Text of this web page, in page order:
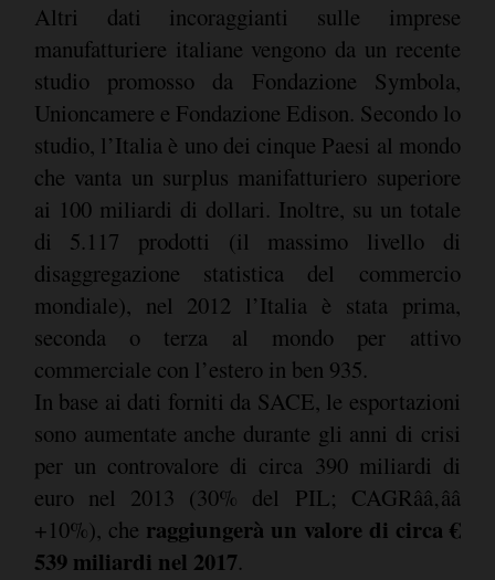
Altri dati incoraggianti sulle imprese
manufatturiere italiane vengono da un recente
studio promosso da Fondazione Symbola,
Unioncamere e Fondazione Edison. Secondo lo
studio, l’Italia è uno dei cinque Paesi al mondo
che vanta un surplus manifatturiero superiore
ai 100 miliardi di dollari. Inoltre, su un totale
di 5.117 prodotti (il massimo livello di
disaggregazione statistica del commercio
mondiale), nel 2012 l’Italia è stata prima,
seconda o terza al mondo per attivo
commerciale con l’estero in ben 935.
In base ai dati forniti da SACE, le esportazioni
sono aumentate anche durante gli anni di crisi
per un controvalore di circa 390 miliardi di
euro nel 2013 (30% del PIL; CAGRââ‚ââ
+10%), che raggiungerà un valore di circa €
539 miliardi nel 2017.